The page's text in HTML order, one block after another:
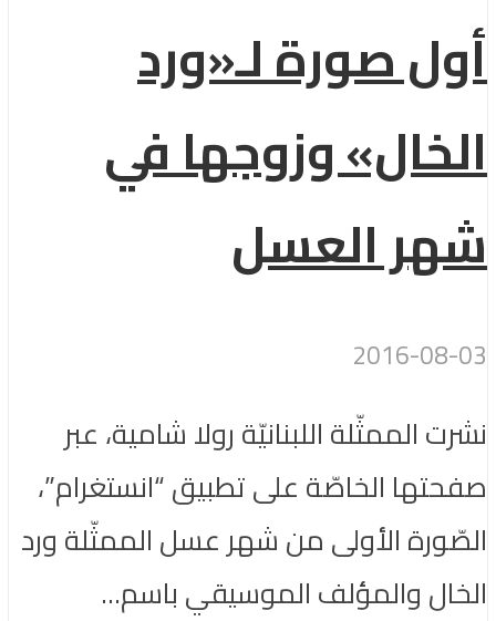
أول صورة لـ«ورد
الخال» وزوجها في
شهر العسل
2016-08-03
نشرت الممثّلة اللبنانيّة رولا شامية، عبر
صفحتها الخاصّة على تطبيق “انستغرام”،
الصّورة الأولى من شهر عسل الممثّلة ورد
الخال والمؤلف الموسيقي باسم...